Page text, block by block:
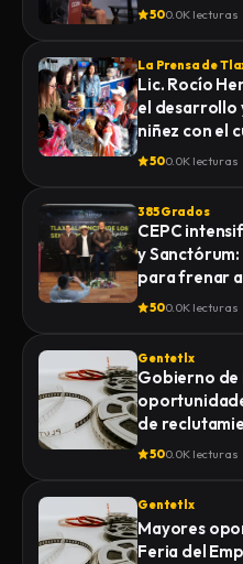
500.0K lecturas
La Prensa de
Lic. Rocío
el desarrollo
niñez con el
Diferentes”.
500.0K lecturas
385 Grados
CEPC
y
para frenar
500.0K lecturas
Gentetlx
Gobierno de
de
500.0K lecturas
Gentetlx
Mayores
Feria del